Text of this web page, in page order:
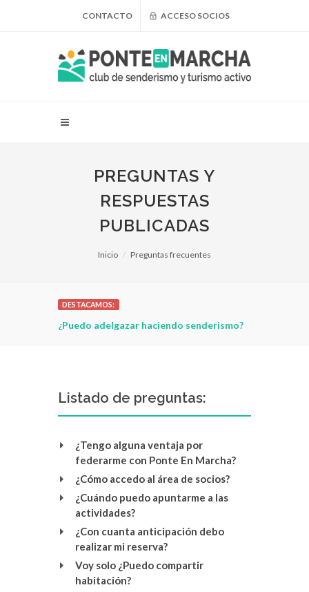
CONTACTO ACCESO SOCIOS
PREGUNTAS Y
RESPUESTAS
PUBLICADAS
Inicio Preguntas frecuentes
DESTACAMOS:
¿Puedo adelgazar haciendo senderismo?
Listado de preguntas:
¿Tengo alguna ventaja por
federarme con Ponte En Marcha?
¿Cómo accedo al área de socios?
¿Cuándo puedo apuntarme a las
actividades?
¿Con cuanta anticipación debo
realizar mi reserva?
Voy solo ¿Puedo compartir
habitación?